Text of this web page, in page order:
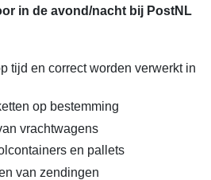
in de avond/nacht bij PostNL
tijd en correct worden verwerkt in
op bestemming
vrachtwagens
en pallets
van zendingen